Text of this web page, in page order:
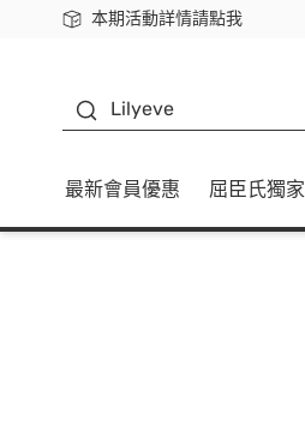
本期活動詳情請點我
下載app最高回饋$350
Lilyeve
最新會員優惠 屈臣氏獨家